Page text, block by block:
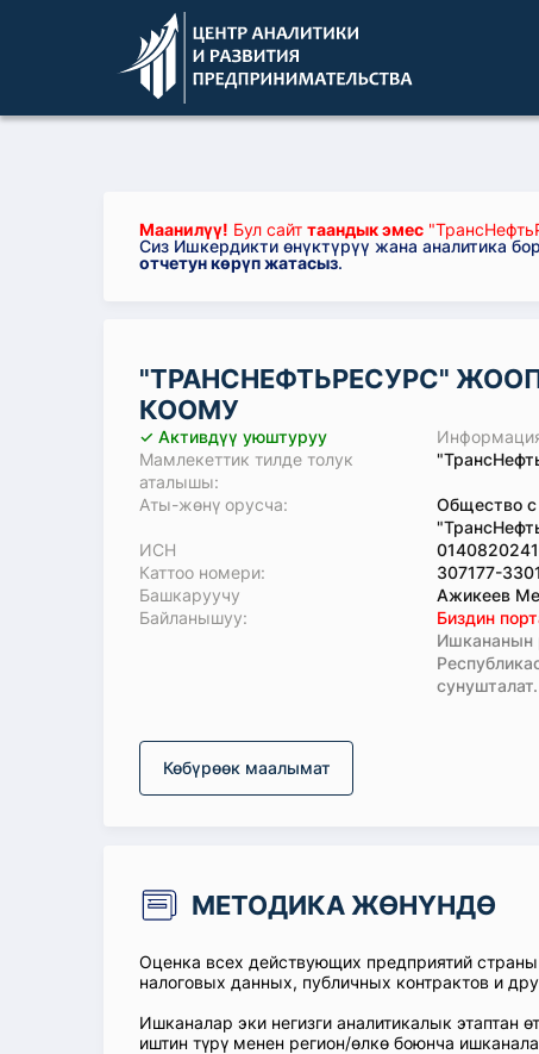
Маанилүү! Бул сайт таандык эмес
Сиз Ишкердикти өнүктүрүү жана аналитика
отчетун көрүп жатасыз.
"ТРАНСНЕФТЬРЕСУРС"
КООМУ
✓ Активдүү уюштуруу
Мамлекеттик тилде толук
аталышы:
Аты-жөнү орусча:
Общество с
ИСН
Каттоо номери:
307177-
Башкаруучу
Ажикеев
Байланышуу:
Биздин
Ишкананын
сунушталат.
Көбүрөөк маалымат
МЕТОДИКА ЖӨНҮНДӨ
Оценка всех действующих предприятий
налоговых данных, публичных контрактов и
Ишканалар эки негизги аналитикалык этаптан
иштин түрү менен регион/өлкө боюнча